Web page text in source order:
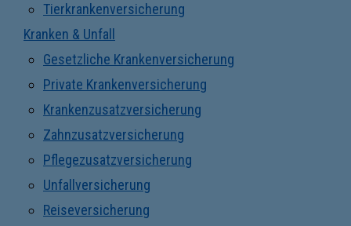
Tierkrankenversicherung
Kranken & Unfall
Gesetzliche Krankenversicherung
Private Krankenversicherung
Krankenzusatzversicherung
Zahnzusatzversicherung
Pflegezusatzversicherung
Unfallversicherung
Reiseversicherung